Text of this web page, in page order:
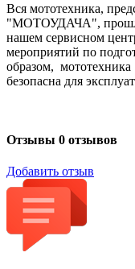
Вся мототехника,
"МОТОУДАЧА",
нашем сервисном
мероприятий по
образом,
безопасна для
Отзывы 0 отзывов
Добавить отзыв